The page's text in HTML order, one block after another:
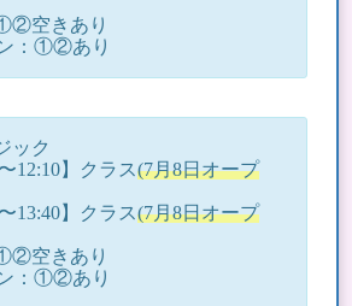
空きあり
：①②あり
ック
12:10】クラス(7月8日オープ
13:40】クラス(7月8日オープ
空きあり
：①②あり